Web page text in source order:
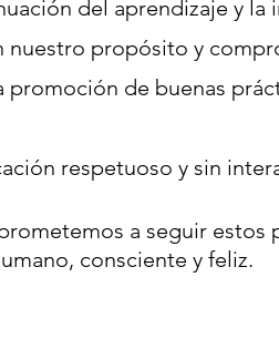
del aprendizaje y la
nuestro propósito y
promoción de buenas
respetuoso y sin
a seguir estos
consciente y feliz.